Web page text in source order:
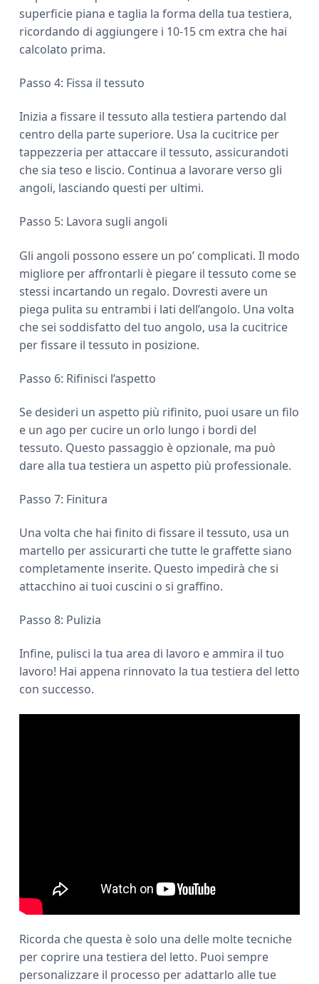
superficie piana e taglia la forma della tua testiera,
ricordando di aggiungere i 10-15 cm extra che hai
calcolato prima.
Passo 4: Fissa il tessuto
Inizia a fissare il tessuto alla testiera partendo dal
centro della parte superiore. Usa la cucitrice per
tappezzeria per attaccare il tessuto, assicurandoti
che sia teso e liscio. Continua a lavorare verso gli
angoli, lasciando questi per ultimi.
Passo 5: Lavora sugli angoli
Gli angoli possono essere un po’ complicati. Il modo
migliore per affrontarli è piegare il tessuto come se
stessi incartando un regalo. Dovresti avere un
piega pulita su entrambi i lati dell’angolo. Una volta
che sei soddisfatto del tuo angolo, usa la cucitrice
per fissare il tessuto in posizione.
Passo 6: Rifinisci l’aspetto
Se desideri un aspetto più rifinito, puoi usare un filo
e un ago per cucire un orlo lungo i bordi del
tessuto. Questo passaggio è opzionale, ma può
dare alla tua testiera un aspetto più professionale.
Passo 7: Finitura
Una volta che hai finito di fissare il tessuto, usa un
martello per assicurarti che tutte le graffette siano
completamente inserite. Questo impedirà che si
attacchino ai tuoi cuscini o si graffino.
Passo 8: Pulizia
Infine, pulisci la tua area di lavoro e ammira il tuo
lavoro! Hai appena rinnovato la tua testiera del letto
con successo.
Ricorda che questa è solo una delle molte tecniche
per coprire una testiera del letto. Puoi sempre
personalizzare il processo per adattarlo alle tue